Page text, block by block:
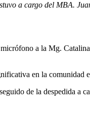
a cargo del MBA.
a la Mg.
en la comunidad
de la despedida a